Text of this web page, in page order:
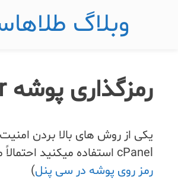
وبلاگ
رمزگذاری پوشه administrator جوملا
cPanel استفاده میکنید احتمالاً میدانید که برای گذاشتن رمز روی پوشه باید چه مراحلی را انجام دهید (
رمز روی پوشه در سی پنل)